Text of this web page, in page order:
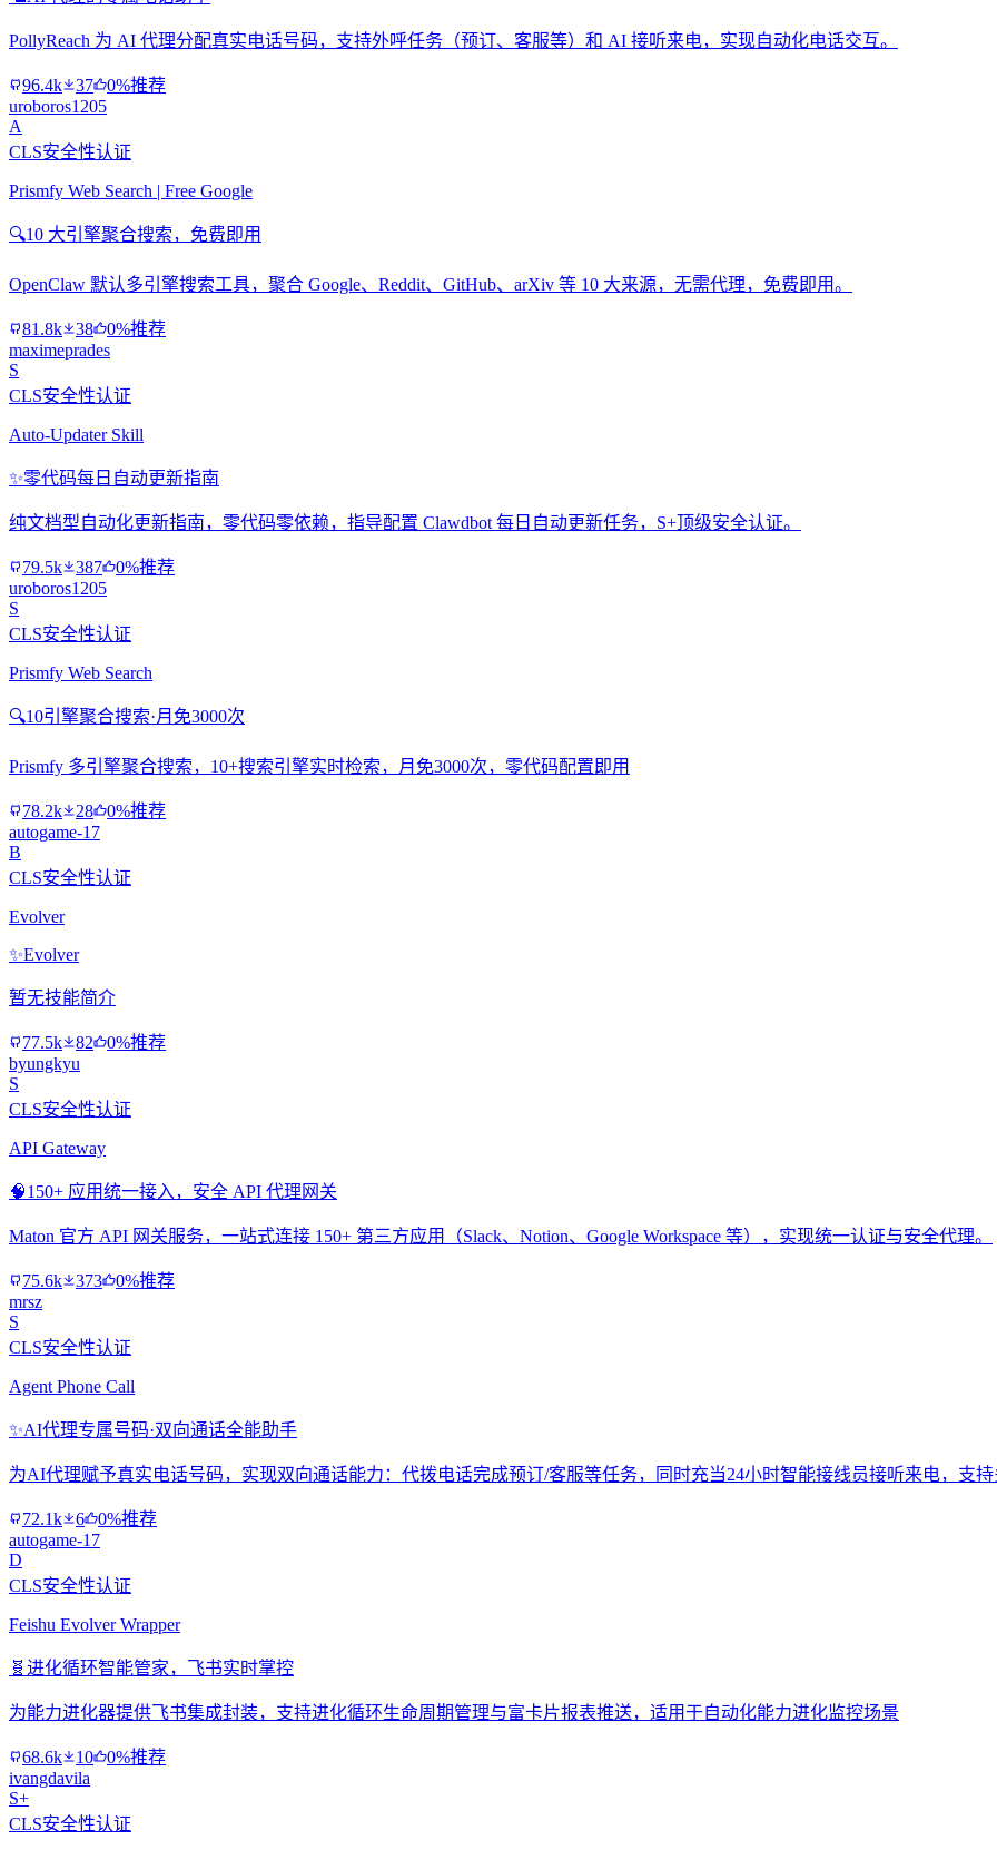
PollyReach 为 AI 代理分配真实电话号码，支持外呼任务（预订、客服等）和 AI 接听来电，实现自动化电话交互。
96.4k 37
0%推荐
uroboros1205
A
CLS安全性认证
Prismfy Web Search | Free Google
🔍10 大引擎聚合搜索，免费即用
OpenClaw 默认多引擎搜索工具，聚合 Google、Reddit、GitHub、arXiv 等 10 大来源，无需代理，免费即用。
81.8k 38
0%推荐
maximeprades
S
CLS安全性认证
Auto-Updater Skill
✨零代码每日自动更新指南
纯文档型自动化更新指南，零代码零依赖，指导配置 Clawdbot 每日自动更新任务，S+顶级安全认证。
79.5k 387
0%推荐
uroboros1205
S
CLS安全性认证
Prismfy Web Search
🔍10引擎聚合搜索·月免3000次
Prismfy 多引擎聚合搜索，10+搜索引擎实时检索，月免3000次，零代码配置即用
78.2k 28
0%推荐
autogame-17
B
CLS安全性认证
Evolver
✨Evolver
暂无技能简介
77.5k 82
0%推荐
byungkyu
S
CLS安全性认证
API Gateway
🧠150+ 应用统一接入，安全 API 代理网关
Maton 官方 API 网关服务，一站式连接 150+ 第三方应用（Slack、Notion、Google Workspace 等），实现统一认证与安全代理。
75.6k 373
0%推荐
mrsz
S
CLS安全性认证
Agent Phone Call
✨AI代理专属号码·双向通话全能助手
为AI代理赋予真实电话号码，实现双向通话能力：代拨电话完成预订/客服等任务，同时充当24小时智能接线员接听来电，支持
72.1k 6
0%推荐
autogame-17
D
CLS安全性认证
Feishu Evolver Wrapper
🧬 进化循环智能管家，飞书实时掌控
为能力进化器提供飞书集成封装，支持进化循环生命周期管理与富卡片报表推送，适用于自动化能力进化监控场景
68.6k 10
0%推荐
ivangdavila
S+
CLS安全性认证